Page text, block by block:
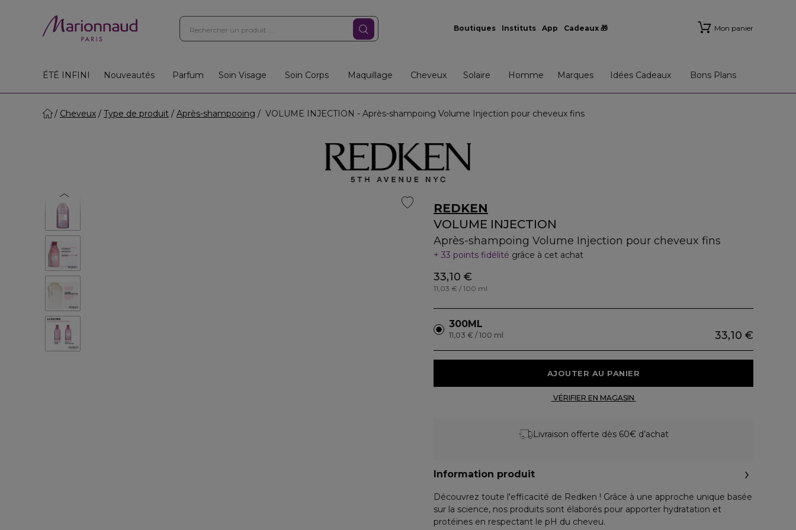
Boutiques Instituts App Cadeaux 🎁 Mon panier
ÉTÉ INFINI Nouveautés Parfum Soin Visage Soin Corps Maquillage Cheveux Solaire Homme Marques Idées Cadeaux Bons Plans
Cheveux Type de produit Après-shampooing VOLUME INJECTION - Après-shampoing Volume Injection pour cheveux fins
REDKEN
VOLUME INJECTION
Après-shampoing Volume Injection pour cheveux fins
33 points fidélité grâce à cet achat
33,10 €
11,03 € / 100 ml
300ML
33,10 €
11,03 € / 100 ml
Livraison offerte dès 60€ d’achat
Information produit
Découvrez toute l'efficacité de Redken ! Grâce à une approche unique basée
sur la science, nos produits sont élaborés pour apporter hydratation et
protéines en respectant le pH du cheveu.